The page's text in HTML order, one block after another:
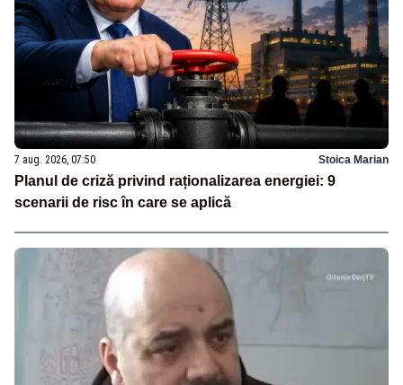
7 aug. 2026, 07:50 Stoica Marian
Planul de criză privind raționalizarea energiei: 9
scenarii de risc în care se aplică